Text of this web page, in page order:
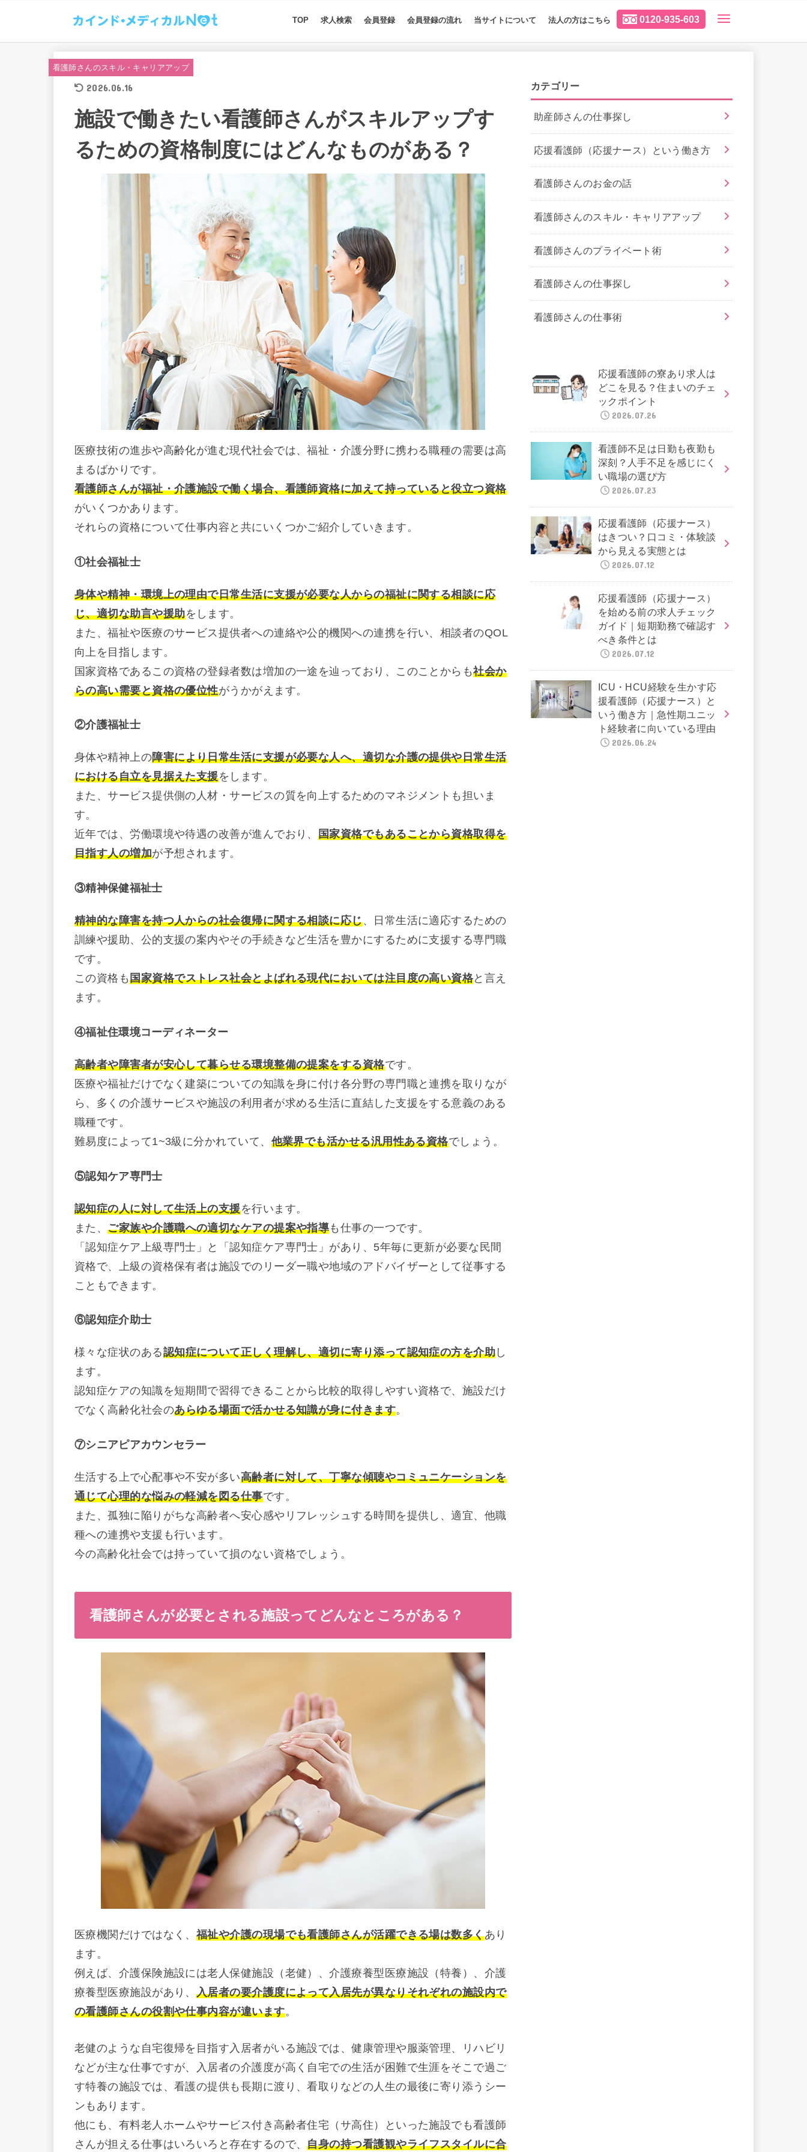
0120-935-603
TOP 求人検索 会員登録 会員登録の流れ 当サイトについて 法人の方はこちら
看護師さんのスキル・キャリアアップ
2026.06.16
施設で働きたい看護師さんがスキルアップす
るための資格制度にはどんなものがある？
医療技術の進歩や高齢化が進む現代社会では、福祉・介護分野に携わる職種の需要は高
まるばかりです。
看護師さんが福祉・介護施設で働く場合、看護師資格に加えて持っていると役立つ資格
がいくつかあります。
それらの資格について仕事内容と共にいくつかご紹介していきます。
①社会福祉士
身体や精神・環境上の理由で日常生活に支援が必要な人からの福祉に関する相談に応
じ、適切な助言や援助をします。
また、福祉や医療のサービス提供者への連絡や公的機関への連携を行い、相談者のQOL
向上を目指します。
国家資格であるこの資格の登録者数は増加の一途を辿っており、このことからも社会か
らの高い需要と資格の優位性がうかがえます。
②介護福祉士
身体や精神上の障害により日常生活に支援が必要な人へ、適切な介護の提供や日常生活
における自立を見据えた支援をします。
また、サービス提供側の人材・サービスの質を向上するためのマネジメントも担いま
す。
近年では、労働環境や待遇の改善が進んでおり、 国家資格でもあることから資格取得を
目指す人の増加が予想されます。
③精神保健福祉士
精神的な障害を持つ人からの社会復帰に関する相談に応じ、日常生活に適応するための
訓練や援助、公的支援の案内やその手続きなど生活を豊かにするために支援する専門職
です。
この資格も国家資格でストレス社会とよばれる現代においては注目度の高い資格と言え
ます。
④福祉住環境コーディネーター
高齢者や障害者が安心して暮らせる環境整備の提案をする資格です。
医療や福祉だけでなく建築についての知識を身に付け各分野の専門職と連携を取りなが
ら、多くの介護サービスや施設の利用者が求める生活に直結した支援をする意義のある
職種です。
難易度によって1~3級に分かれていて、 他業界でも活かせる汎用性ある資格でしょう。
⑤認知ケア専門士
認知症の人に対して生活上の支援を行います。
また、ご家族や介護職への適切なケアの提案や指導も仕事の一つです。
「認知症ケア上級専門士」と「認知症ケア専門士」があり、5年毎に更新が必要な民間
資格で、上級の資格保有者は施設でのリーダー職や地域のアドバイザーとして従事する
こともできます。
⑥認知症介助士
様々な症状のある認知症について正しく理解し、適切に寄り添って認知症の方を介助 し
ます。
認知症ケアの知識を短期間で習得できることから比較的取得しやすい資格で、施設だけ
でなく高齢化社会のあらゆる場面で活かせる知識が身に付きます。
⑦シニアピアカウンセラー
生活する上で心配事や不安が多い高齢者に対して、丁寧な傾聴やコミュニケーションを
通じて心理的な悩みの軽減を図る仕事です。
また、孤独に陥りがちな高齢者へ安心感やリフレッシュする時間を提供し、適宜、他職
種への連携や支援も行います。
今の高齢化社会では持っていて損のない資格でしょう。
看護師さんが必要とされる施設ってどんなところがある？
医療機関だけではなく、 福祉や介護の現場でも看護師さんが活躍できる場は数多くあり
ます。
例えば、介護保険施設には老人保健施設（老健）、介護療養型医療施設（特養）、介護
療養型医療施設があり、 入居者の要介護度によって入居先が異なりそれぞれの施設内で
の看護師さんの役割や仕事内容が違います。
老健のような自宅復帰を目指す入居者がいる施設では、健康管理や服薬管理、リハビリ
などが主な仕事ですが、入居者の介護度が高く自宅での生活が困難で生涯をそこで過ご
す特養の施設では、看護の提供も長期に渡り、看取りなどの人生の最後に寄り添うシー
ンもあります。
他にも、有料老人ホームやサービス付き高齢者住宅（サ高住）といった施設でも看護師
さんが担える仕事はいろいろと存在するので、自身の持つ看護観やライフスタイルに合
カテゴリー
助産師さんの仕事探し
応援看護師（応援ナース）という働き方
看護師さんのお金の話
看護師さんのスキル・キャリアアップ
看護師さんのプライベート術
看護師さんの仕事探し
看護師さんの仕事術
応援看護師の寮あり求人は
どこを見る？住まいのチェ
ックポイント
2026.07.26
看護師不足は日勤も夜勤も
深刻？人手不足を感じにく
い職場の選び方
2026.07.23
応援看護師（応援ナース）
はきつい？口コミ・体験談
から見える実態とは
2026.07.12
応援看護師（応援ナース）
を始める前の求人チェック
ガイド｜短期勤務で確認す
べき条件とは
2026.07.12
ICU・HCU経験を生かす応
援看護師（応援ナース）と
いう働き方｜急性期ユニッ
ト経験者に向いている理由
2026.06.24